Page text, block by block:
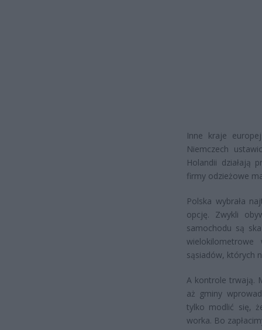
Inne kraje
Niemczech
Holandii działają
firmy odzieżowe
Polska wybrała
opcję. Zwykli
samochodu są
wielokilometrowe
sąsiadów, których
A kontrole trwają.
aż gminy
tylko modlić się,
worka. Bo